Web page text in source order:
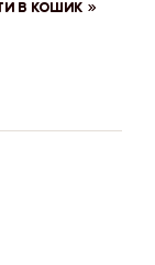
В КОШИК